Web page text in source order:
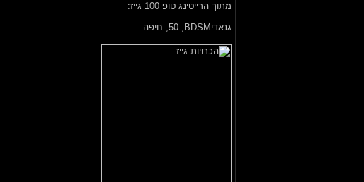
מתוך הרייטינג טופ 100 גייז:
גנאדיBDSM,
50, חיפה